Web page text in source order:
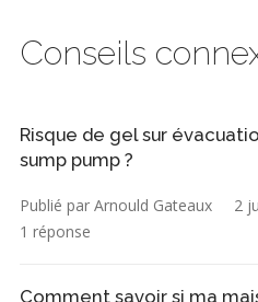
Conseils
Risque de gel sur
sump pump ?
Publié par Arnould Gateaux 2
1 réponse
Comment savoir si ma